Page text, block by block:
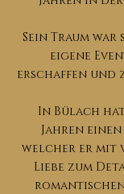
Sein Traum war
eigene
erschaffen und
In Bülach
Jahren
welcher er mit
Liebe zum